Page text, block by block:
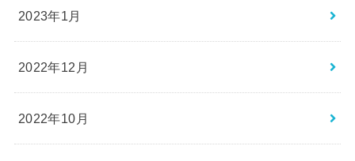
2023年1月
2022年12月
2022年10月